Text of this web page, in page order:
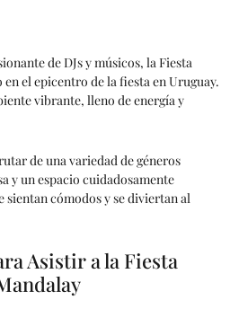
de DJs y músicos, la Fiesta
el epicentro de la fiesta en Uruguay.
vibrante, lleno de energía y
de una variedad de géneros
y un espacio cuidadosamente
sientan cómodos y se diviertan al
Asistir a la Fiesta